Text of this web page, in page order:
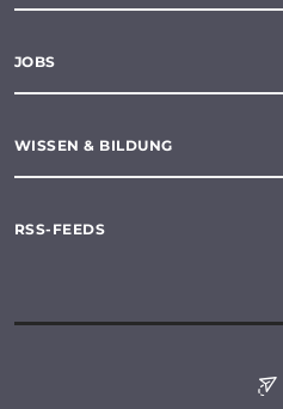
JOBS
WISSEN & BILDUNG
RSS-FEEDS